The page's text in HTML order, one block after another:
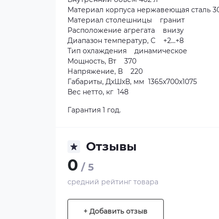
Материал корпуса нержавеющая сталь
Материал столешницы гранит
Расположение агрегата внизу
Диапазон температур, С +2...+8
Тип охлаждения динамическое
Мощность, Вт 370
Напряжение, В 220
Габариты, ДхШхВ, мм 1365х700х1075
Вес нетто, кг 148
Гарантия 1 год.
Отзывы
0 / 5
средний рейтинг товара
+ Добавить отзыв